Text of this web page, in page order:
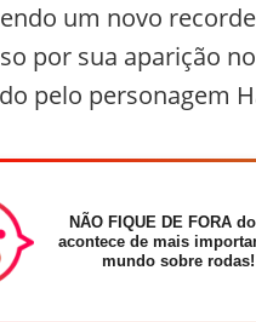
um novo
por sua aparição
pelo personagem
NÃO FIQUE DE FORA
acontece de mais
mundo sobre rodas!